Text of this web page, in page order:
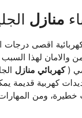
منازل
اقصى درجات
والامان لهذا
(كهربائي منازل
كهربية قديمة
ومن